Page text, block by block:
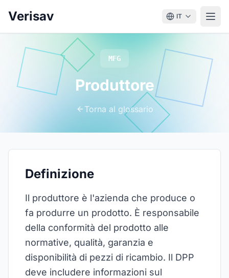
Verisav IT
MFG
Produttore
Torna al glossario
Definizione
Il produttore è l'azienda che produce o
fa produrre un prodotto. È responsabile
della conformità del prodotto alle
normative, qualità, garanzia e
disponibilità di pezzi di ricambio. Il DPP
deve includere informazioni sul